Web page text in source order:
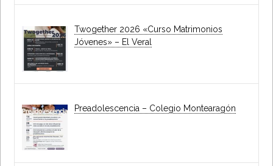
Twogether 2026 «Curso Matrimonios
Jóvenes» – El Veral
Preadolescencia – Colegio Montearagón